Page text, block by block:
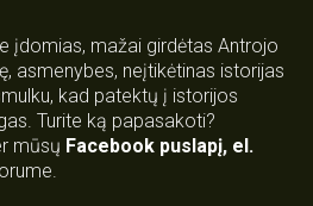
įdomias, mažai girdėtas Antrojo
asmenybes, neįtikėtinas istorijas
kad patektų į istorijos
Turite ką papasakoti?
mūsų Facebook puslapį, el.